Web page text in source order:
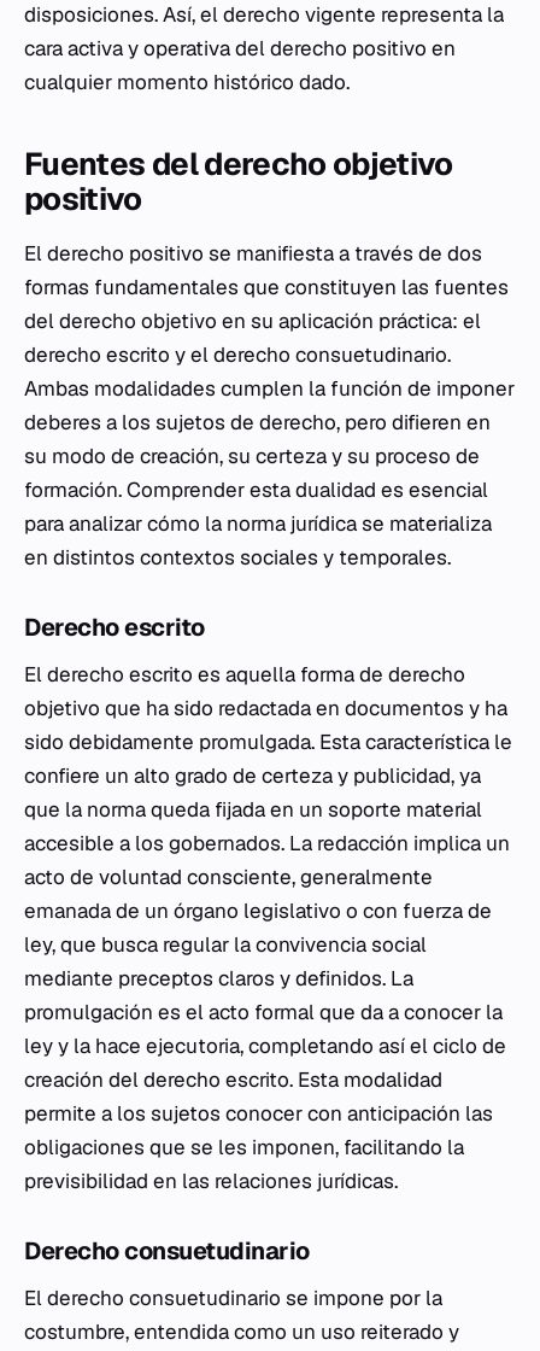
disposiciones. Así, el derecho vigente representa la
cara activa y operativa del derecho positivo en
cualquier momento histórico dado.
Fuentes del derecho objetivo
positivo
El derecho positivo se manifiesta a través de dos
formas fundamentales que constituyen las fuentes
del derecho objetivo en su aplicación práctica: el
derecho escrito y el derecho consuetudinario.
Ambas modalidades cumplen la función de imponer
deberes a los sujetos de derecho, pero difieren en
su modo de creación, su certeza y su proceso de
formación. Comprender esta dualidad es esencial
para analizar cómo la norma jurídica se materializa
en distintos contextos sociales y temporales.
Derecho escrito
El derecho escrito es aquella forma de derecho
objetivo que ha sido redactada en documentos y ha
sido debidamente promulgada. Esta característica le
confiere un alto grado de certeza y publicidad, ya
que la norma queda fijada en un soporte material
accesible a los gobernados. La redacción implica un
acto de voluntad consciente, generalmente
emanada de un órgano legislativo o con fuerza de
ley, que busca regular la convivencia social
mediante preceptos claros y definidos. La
promulgación es el acto formal que da a conocer la
ley y la hace ejecutoria, completando así el ciclo de
creación del derecho escrito. Esta modalidad
permite a los sujetos conocer con anticipación las
obligaciones que se les imponen, facilitando la
previsibilidad en las relaciones jurídicas.
Derecho consuetudinario
El derecho consuetudinario se impone por la
costumbre, entendida como un uso reiterado y